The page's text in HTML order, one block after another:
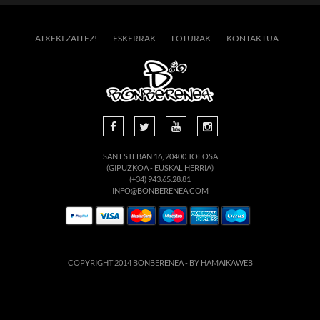
ATXEKI ZAITEZ! ESKERRAK LOTURAK KONTAKTUA
SAN ESTEBAN 16, 20400 TOLOSA
(GIPUZKOA - EUSKAL HERRIA)
(+34) 943.65.28.81
INFO@BONBERENEA.COM
COPYRIGHT 2014 BONBERENEA - BY HAMAIKAWEB